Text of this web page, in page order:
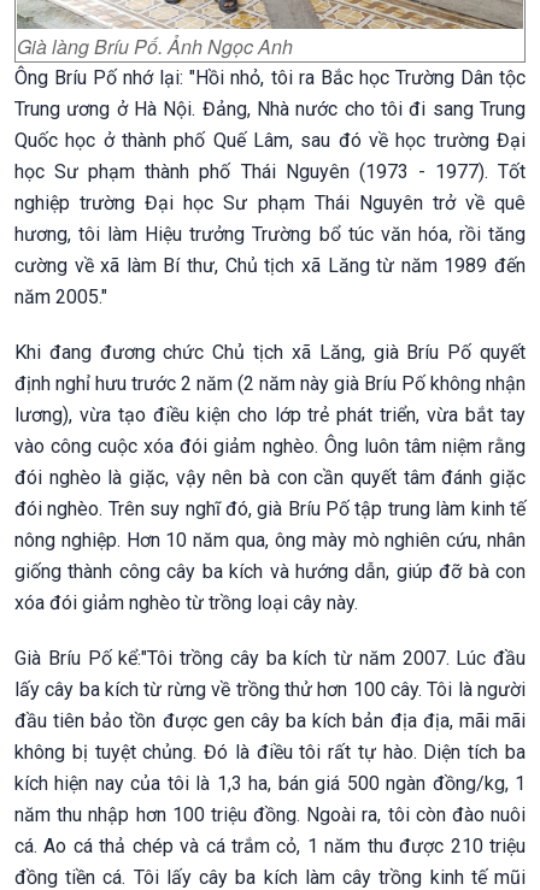
Già làng Bríu Pố. Ảnh Ngọc Anh
Ông Bríu Pố nhớ lại: "Hồi nhỏ, tôi ra Bắc học Trường Dân tộc
Trung ương ở Hà Nội. Đảng, Nhà nước cho tôi đi sang Trung
Quốc học ở thành phố Quế Lâm, sau đó về học trường Đại
học Sư phạm thành phố Thái Nguyên (1973 - 1977). Tốt
nghiệp trường Đại học Sư phạm Thái Nguyên trở về quê
hương, tôi làm Hiệu trưởng Trường bổ túc văn hóa, rồi tăng
cường về xã làm Bí thư, Chủ tịch xã Lăng từ năm 1989 đến
năm 2005."
Khi đang đương chức Chủ tịch xã Lăng, già Bríu Pố quyết
định nghỉ hưu trước 2 năm (2 năm này già Bríu Pố không nhận
lương), vừa tạo điều kiện cho lớp trẻ phát triển, vừa bắt tay
vào công cuộc xóa đói giảm nghèo. Ông luôn tâm niệm rằng
đói nghèo là giặc, vậy nên bà con cần quyết tâm đánh giặc
đói nghèo. Trên suy nghĩ đó, già Bríu Pố tập trung làm kinh tế
nông nghiệp. Hơn 10 năm qua, ông mày mò nghiên cứu, nhân
giống thành công cây ba kích và hướng dẫn, giúp đỡ bà con
xóa đói giảm nghèo từ trồng loại cây này.
Già Bríu Pố kể:"Tôi trồng cây ba kích từ năm 2007. Lúc đầu
lấy cây ba kích từ rừng về trồng thử hơn 100 cây. Tôi là người
đầu tiên bảo tồn được gen cây ba kích bản địa địa, mãi mãi
không bị tuyệt chủng. Đó là điều tôi rất tự hào. Diện tích ba
kích hiện nay của tôi là 1,3 ha, bán giá 500 ngàn đồng/kg, 1
năm thu nhập hơn 100 triệu đồng. Ngoài ra, tôi còn đào nuôi
cá. Ao cá thả chép và cá trắm cỏ, 1 năm thu được 210 triệu
đồng tiền cá. Tôi lấy cây ba kích làm cây trồng kinh tế mũi